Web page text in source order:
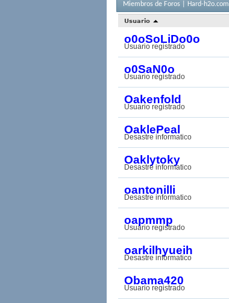
Miembros de Foros | Hard-h2o.com
Usuario
o0oSoLiDo0o
Usuario registrado
o0SaN0o
Usuario registrado
Oakenfold
Usuario registrado
OaklePeal
Desastre informatico
Oaklytoky
Desastre informatico
oantonilli
Desastre informatico
oapmmp
Usuario registrado
oarkilhyueih
Desastre informatico
Obama420
Usuario registrado